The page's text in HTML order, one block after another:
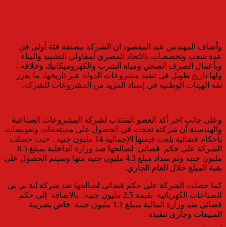
وأضاف المهندس عبد المقصود ان الشركة مصنفة فئة أولى في
عدة شعب وتخصصات بالاتحاد المصري لمقاولي التشييد والبناء
وبأعمال الصرف الصحي ومياه الشرب والكهروميكانيك وخلافه ،
ولها تاريخ طويل في تنفيذ مشروعات الدولة عبر تاريخها، ما يعزز
ثقة الهيئات الوطنية في إسناد المزيد من المشروعات للشركة.
وعلى جانب اخر أكد العضو المنتدب لشركة المشروعات الصناعية
والهندسية أن شركته نجحت في الحصول على مستحقات وتعويضات
بأحكام قضائية بلغت قيمتها الإجمالية 14 مليون جنيه ، حيث حصلت
الشركة على حكم قضائى لصالحها ضد وزارة الداخلية بمبلغ 8.5
مليون جنيه وتم سداد مبلغ 4.3 مليون جنيه منها وسيتم الحصول على
بقية المبلغ خلال العام الجاري.
كما حصلت الشركة على حكم قضائى لصالحها ضد شركة اية بى بى
للصناعات الكهربائية بقيمة 2.5 مليون جنيه، بالاضافة إلى حكم
قضائى ضد وزارة المالية بمبلغ 1.1 مليون جنيه خاص بضريبة
المبيعات وجارى تنفيذه .